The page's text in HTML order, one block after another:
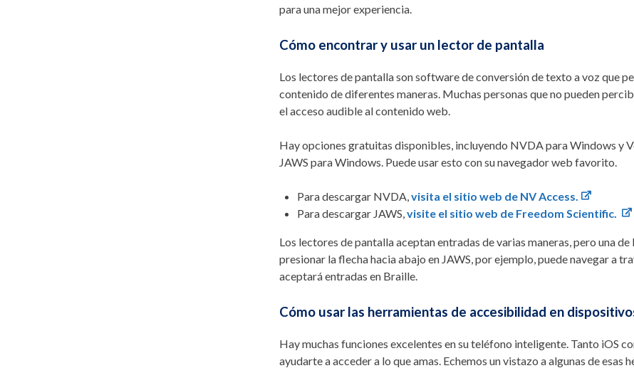
para una mejor experiencia.
Cómo encontrar y usar un lector de pantalla
Los lectores de pantalla son software de conversión de texto a voz que
contenido de diferentes maneras. Muchas personas que no pueden
el acceso audible al contenido web.
Hay opciones gratuitas disponibles, incluyendo NVDA para Windows y
JAWS para Windows. Puede usar esto con su navegador web favorito.
Para descargar NVDA,visita el sitio web de NV Access.
Para descargar JAWS,visite el sitio web de Freedom Scientific.
Los lectores de pantalla aceptan entradas de varias maneras, pero una
presionar la flecha hacia abajo en JAWS, por ejemplo, puede navegar a
aceptará entradas en Braille.
Cómo usar las herramientas de accesibilidad en
Hay muchas funciones excelentes en su teléfono inteligente. Tanto iOS
ayudarte a acceder a lo que amas. Echemos un vistazo a algunas de esas